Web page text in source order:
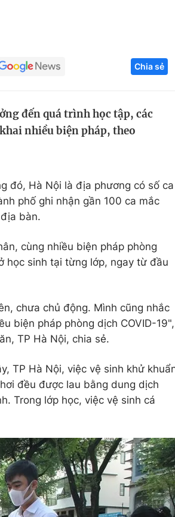
Hitech Công
Thị trường
Chia sẻ
đến quá trình học tập, các
nhiều biện pháp, theo
đó, Hà Nội là địa phương có số ca
phố ghi nhận gần 100 ca mắc
bàn.
cùng nhiều biện pháp phòng
học sinh tại từng lớp, ngay từ đầu
chưa chủ động. Mình cũng nhắc
biện pháp phòng dịch COVID-19",
TP Hà Nội, chia sẻ.
TP Hà Nội, việc vệ sinh khử
đều được lau bằng dung dịch
Trong lớp học, việc vệ sinh cá